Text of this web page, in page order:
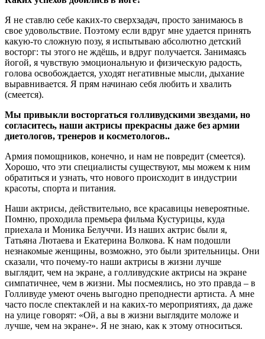
Я не ставлю себе каких-то сверхзадач, просто занимаюсь в
свое удовольствие. Поэтому если вдруг мне удается принять
какую-то сложную позу, я испытываю абсолютно детский
восторг: ты этого не ждёшь, и вдруг получается. Занимаясь
йогой, я чувствую эмоциональную и физическую радость,
голова освобождается, уходят негативные мысли, дыхание
выравнивается. Я прям начинаю себя любить и хвалить
(смеется).
Мы привыкли восторгаться голливудскими звездами, но
согласитесь, наши актрисы прекрасны даже без армии
диетологов, тренеров и косметологов..
Армия помощников, конечно, и нам не повредит (смеется).
Хорошо, что эти специалисты существуют, мы можем к ним
обратиться и узнать, что нового происходит в индустрии
красоты, спорта и питания.
Наши актрисы, действительно, все красавицы невероятные.
Помню, проходила премьера фильма Кустурицы, куда
приехала и Моника Белуччи. Из наших актрис были я,
Татьяна Лютаева и Екатерина Волкова. К нам подошли
незнакомые женщины, возможно, это были зрительницы. Они
сказали, что почему-то наши актрисы в жизни лучше
выглядит, чем на экране, а голливудские актрисы на экране
симпатичнее, чем в жизни. Мы посмеялись, но это правда – в
Голливуде умеют очень выгодно преподнести артиста. А мне
часто после спектаклей и на каких-то мероприятиях, да даже
на улице говорят: «Ой, а вы в жизни выглядите моложе и
лучше, чем на экране». Я не знаю, как к этому относиться.